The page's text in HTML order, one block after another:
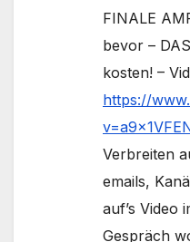
FINALE
bevor –
kosten! –
https://
Verbreiten
emails,
auf’s Video
Gespräch